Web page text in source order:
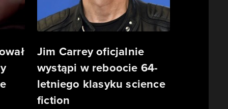
Jim Carrey oficjalnie
wystąpi w reboocie 64-
letniego klasyku science
fiction